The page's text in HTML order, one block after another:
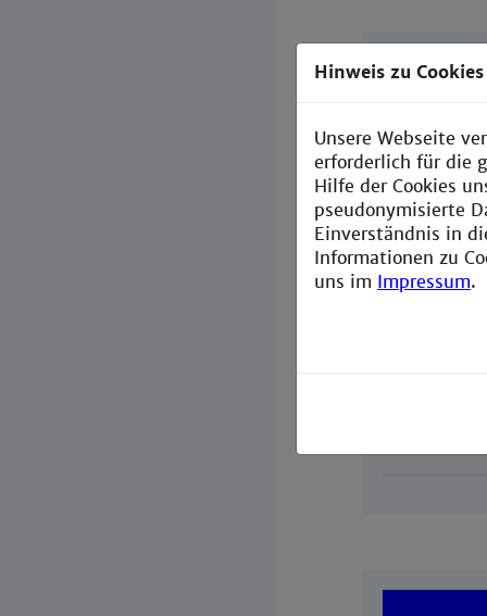
Hinweis zu Cookies
Unsere Webseite
erforderlich für die
Hilfe der Cookies
pseudonymisierte
Einverständnis in
Informationen zu
uns im Impressum.